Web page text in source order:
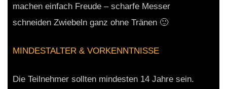
machen einfach Freude – scharfe Messer
schneiden Zwiebeln ganz ohne Tränen 🙂
MINDESTALTER & VORKENNTNISSE
Die Teilnehmer sollten mindesten 14 Jahre sein.